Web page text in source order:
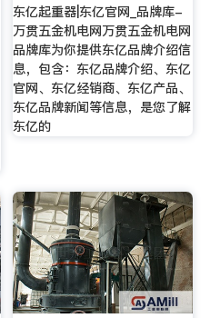
东亿起重器|东亿官网_品牌库-
万贯五金机电网万贯五金机电网
品牌库为你提供东亿品牌介绍信
息，包含：东亿品牌介绍、东亿
官网、东亿经销商、东亿产品、
东亿品牌新闻等信息，是您了解
东亿的